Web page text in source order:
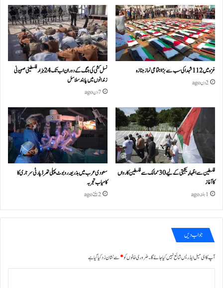
غزہ میں 112 شہدا کی سب سے بڑا اجتماعی نماز جنازہ
2 دن ago
نسل کشی کی جنگ کے دوران اب تک 24ہزار فلسطینی صہیونی
زندانوں میں پابند سلاسل
7 دن ago
فلسطین سے اظہارِ یکجہتی کے لیے 30 ممالک سے فلسطین کارواں
کا آغاز
1 ہفتہ ago
سعودی عرب میں بذریعہ روبوٹ پہلی تھرڈ پارٹی سرجری کا
کامیاب تجربہ
2 ہفتے ago
جواب دیں
آپ کا ای میل ایڈریس شائع نہیں کیا جائے گا۔ضروری خانوں کو*سے نشان زد کیا گیا ہے